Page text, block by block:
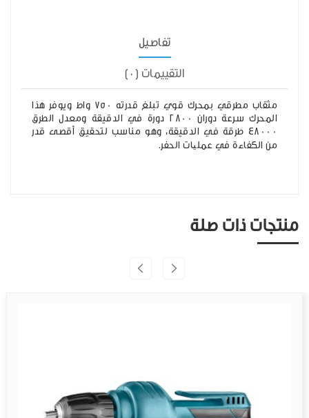
تفاصيل
التقييمات (0)
مثقاب مطرقي بمحرك قوي تبلغ قدرته 750 واط ويوفر هذا
المحرك سرعة دوران 2800 دورة في الدقيقة ومعدل الطرق
48000 طرقة في الدقيقة، وهو مناسب لتحقيق أقصى قدر
من الكفاءة في عملیات الحفر.
منتجات ذات صلة